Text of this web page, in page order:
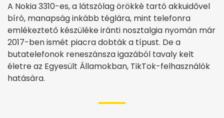
A Nokia 3310-es, a látszólag örökké tartó akkuidővel
bíró, manapság inkább téglára, mint telefonra
emlékeztető készüléke iránti nosztalgia nyomán már
2017-ben ismét piacra dobták a típust. De a
butatelefonok reneszánsza igazából tavaly kelt
életre az Egyesült Államokban, TikTok-felhasználók
hatására.